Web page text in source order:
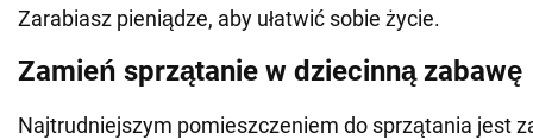
Zarabiasz pieniądze, aby ułatwić sobie życie.
Zamień sprzątanie w dziecinną zabawę
Najtrudniejszym pomieszczeniem do sprzątania jest